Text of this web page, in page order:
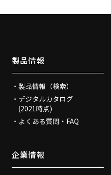
製品情報
製品情報（検索）
デジタルカタログ
(2021時点)
よくある質問・FAQ
企業情報